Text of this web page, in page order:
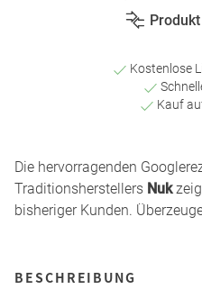
Kostenlose
Kauf
Die hervorragenden
Traditionsherstellers Nuk
bisheriger Kunden.
BESCHREIBUNG